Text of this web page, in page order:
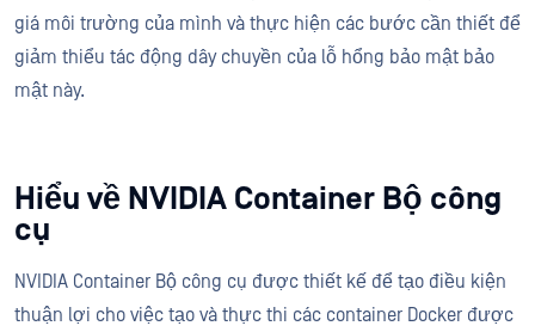
giá môi trường của mình và thực hiện các bước cần thiết để
giảm thiểu tác động dây chuyền của lỗ hổng bảo mật bảo
mật này.
Hiểu về NVIDIA Container Bộ công
cụ
NVIDIA Container Bộ công cụ được thiết kế để tạo điều kiện
thuận lợi cho việc tạo và thực thi các container Docker được